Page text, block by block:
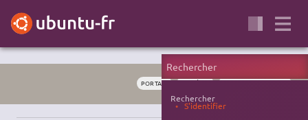
PORTAIL SYSTÈME PERSONNALISATION
Rechercher
S'identifier